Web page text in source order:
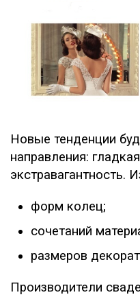
Новые тенденции
направления:
экстравагантность.
форм колец;
сочетаний
размеров
Производители